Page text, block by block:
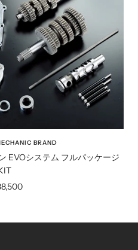
BRAND
EVOシステム フルパッケージ